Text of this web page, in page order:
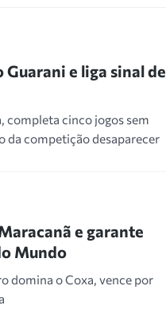
e liga sinal de
completa cinco jogos sem
da competição desaparecer
e garante
Mundo
domina o Coxa, vence por